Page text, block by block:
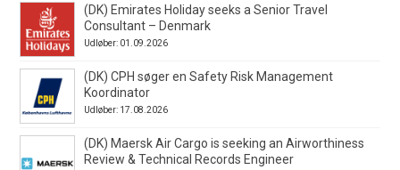
(DK) Emirates Holiday seeks a Senior Travel
Consultant – Denmark
Udløber: 01.09.2026
(DK) CPH søger en Safety Risk Management
Koordinator
Udløber: 17.08.2026
(DK) Maersk Air Cargo is seeking an Airworthiness
Review & Technical Records Engineer